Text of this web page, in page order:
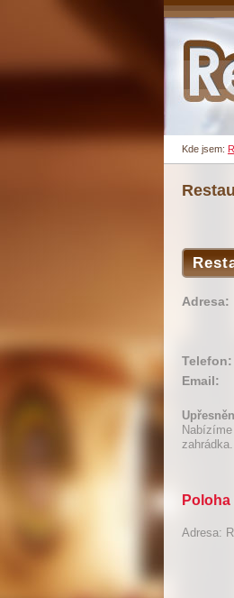
Kde jsem:
Adresa:
Telefon:
Email:
zahrádka.
Poloha
Adresa: